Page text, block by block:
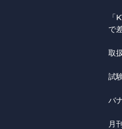
で
取
試
バ
月